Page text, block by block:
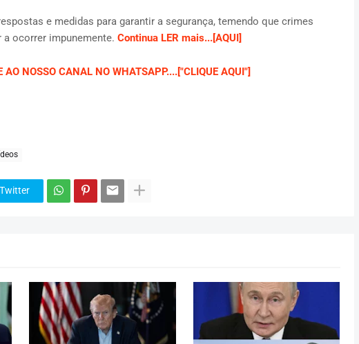
e medidas para garantir a segurança, temendo que crimes
ocorrer impunemente. Continua LER mais...[AQUI]
AO NOSSO CANAL NO WHATSAPP....["CLIQUE AQUI"]
Twitter